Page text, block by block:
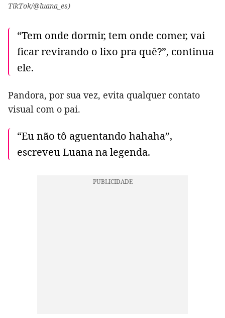
TikTok/@luana_es)
“Tem onde dormir, tem onde comer, vai
ficar revirando o lixo pra quê?”, continua
ele.
Pandora, por sua vez, evita qualquer contato
visual com o pai.
“Eu não tô aguentando hahaha”,
escreveu Luana na legenda.